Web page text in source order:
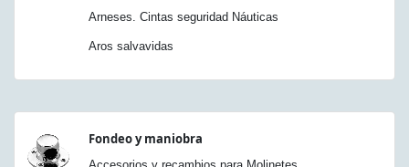
Arneses. Cintas seguridad Náuticas
Aros salvavidas
Fondeo y maniobra